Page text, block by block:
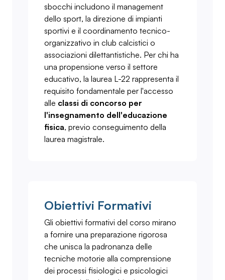
sbocchi includono il management
dello sport, la direzione di impianti
sportivi e il coordinamento tecnico-
organizzativo in club calcistici o
associazioni dilettantistiche. Per chi ha
una propensione verso il settore
educativo, la laurea L-22 rappresenta il
requisito fondamentale per l'accesso
alle classi di concorso per
l'insegnamento dell'educazione
fisica, previo conseguimento della
laurea magistrale.
Obiettivi Formativi
Gli obiettivi formativi del corso mirano
a fornire una preparazione rigorosa
che unisca la padronanza delle
tecniche motorie alla comprensione
dei processi fisiologici e psicologici